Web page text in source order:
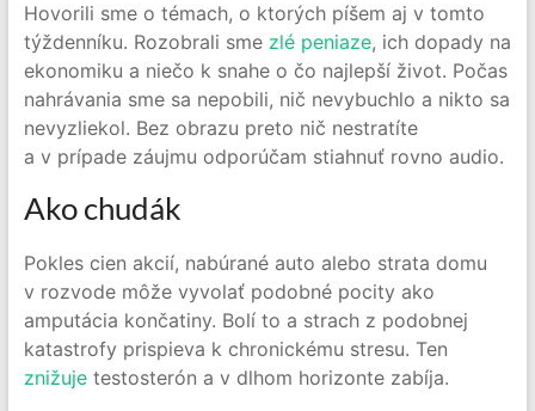
Hovorili sme o témach, o ktorých píšem aj v tomto
týždenníku. Rozobrali sme zlé peniaze, ich dopady na
ekonomiku a niečo k snahe o čo najlepší život. Počas
nahrávania sme sa nepobili, nič nevybuchlo a nikto sa
nevyzliekol. Bez obrazu preto nič nestratíte
a v prípade záujmu odporúčam stiahnuť rovno audio.
Ako chudák
Pokles cien akcií, nabúrané auto alebo strata domu
v rozvode môže vyvolať podobné pocity ako
amputácia končatiny. Bolí to a strach z podobnej
katastrofy prispieva k chronickému stresu. Ten
znižujetestosterón a v dlhom horizonte zabíja.